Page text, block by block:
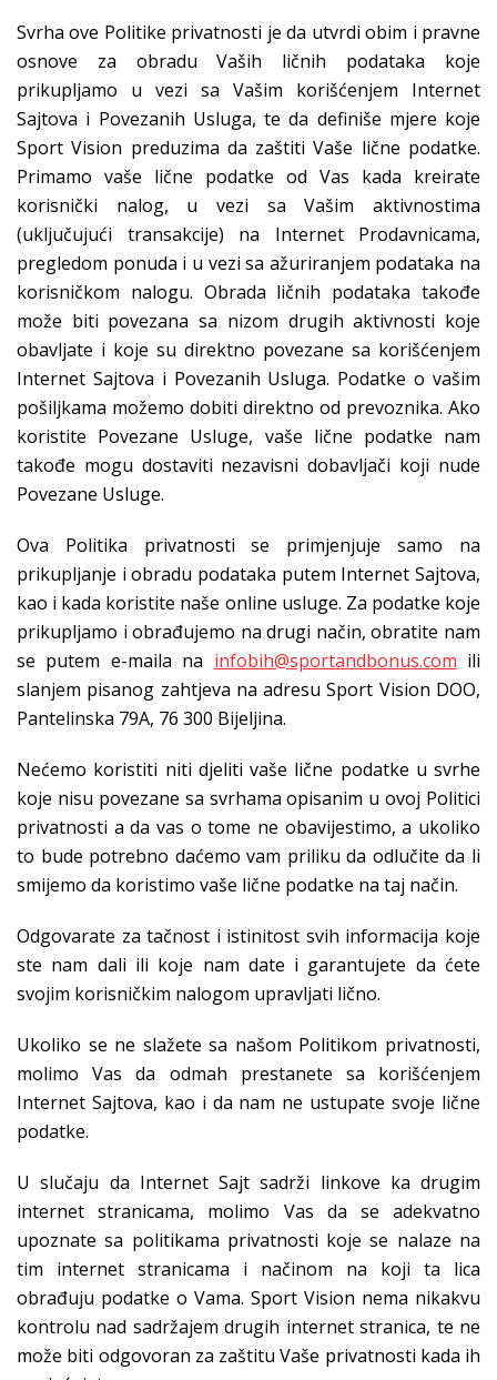
Svrha ove Politike privatnosti je da utvrdi obim i pravne
osnove za obradu Vaših ličnih podataka koje
prikupljamo u vezi sa Vašim korišćenjem Internet
Sajtova i Povezanih Usluga, te da definiše mjere koje
Sport Vision preduzima da zaštiti Vaše lične podatke.
Primamo vaše lične podatke od Vas kada kreirate
korisnički nalog, u vezi sa Vašim aktivnostima
(uključujući transakcije) na Internet Prodavnicama,
pregledom ponuda i u vezi sa ažuriranjem podataka na
korisničkom nalogu. Obrada ličnih podataka takođe
može biti povezana sa nizom drugih aktivnosti koje
obavljate i koje su direktno povezane sa korišćenjem
Internet Sajtova i Povezanih Usluga. Podatke o vašim
pošiljkama možemo dobiti direktno od prevoznika. Ako
koristite Povezane Usluge, vaše lične podatke nam
takođe mogu dostaviti nezavisni dobavljači koji nude
Povezane Usluge.
Ova Politika privatnosti se primjenjuje samo na
prikupljanje i obradu podataka putem Internet Sajtova,
kao i kada koristite naše online usluge. Za podatke koje
prikupljamo i obrađujemo na drugi način, obratite nam
se putem e-maila na infobih@sportandbonus.com ili
slanjem pisanog zahtjeva na adresu Sport Vision DOO,
Pantelinska 79A, 76 300 Bijeljina.
Nećemo koristiti niti djeliti vaše lične podatke u svrhe
koje nisu povezane sa svrhama opisanim u ovoj Politici
privatnosti a da vas o tome ne obavijestimo, a ukoliko
to bude potrebno daćemo vam priliku da odlučite da li
smijemo da koristimo vaše lične podatke na taj način.
Odgovarate za tačnost i istinitost svih informacija koje
ste nam dali ili koje nam date i garantujete da ćete
svojim korisničkim nalogom upravljati lično.
Ukoliko se ne slažete sa našom Politikom privatnosti,
molimo Vas da odmah prestanete sa korišćenjem
Internet Sajtova, kao i da nam ne ustupate svoje lične
podatke.
U slučaju da Internet Sajt sadrži linkove ka drugim
internet stranicama, molimo Vas da se adekvatno
upoznate sa politikama privatnosti koje se nalaze na
tim internet stranicama i načinom na koji ta lica
obrađuju podatke o Vama. Sport Vision nema nikakvu
kontrolu nad sadržajem drugih internet stranica, te ne
može biti odgovoran za zaštitu Vaše privatnosti kada ih